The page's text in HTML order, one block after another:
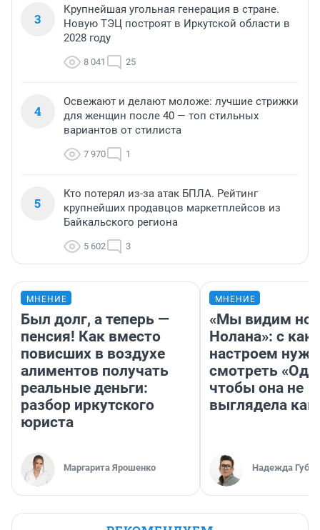
3
Крупнейшая угольная генерация в стране.
Новую ТЭЦ построят в Иркутской области в
2028 году
8 041 25
4
Освежают и делают моложе: лучшие стрижки
для женщин после 40 — топ стильных
вариантов от стилиста
7 970 1
5
Кто потерял из-за атак БПЛА. Рейтинг
крупнейших продавцов маркетплейсов из
Байкальского региона
5 602 3
МНЕНИЕ
Был долг, а теперь —
пенсия! Как вместо
повисших в воздухе
алиментов получать
реальные деньги:
разбор иркутского
юриста
Маргарита Ярошенко
МНЕНИЕ
«Мы видим
Нолана»: с
настроем
смотреть
чтобы она не
выглядела как
Надежда